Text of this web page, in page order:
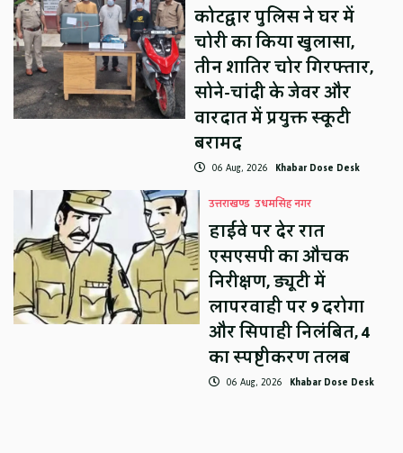
कोटद्वार पुलिस ने घर में
चोरी का किया खुलासा,
तीन शातिर चोर गिरफ्तार,
सोने-चांदी के जेवर और
वारदात में प्रयुक्त स्कूटी
बरामद
06 Aug, 2026 Khabar Dose Desk
उत्तराखण्ड उधमसिंह नगर
हाईवे पर देर रात
एसएसपी का औचक
निरीक्षण, ड्यूटी में
लापरवाही पर 9 दरोगा
और सिपाही निलंबित, 4
का स्पष्टीकरण तलब
06 Aug, 2026 Khabar Dose Desk